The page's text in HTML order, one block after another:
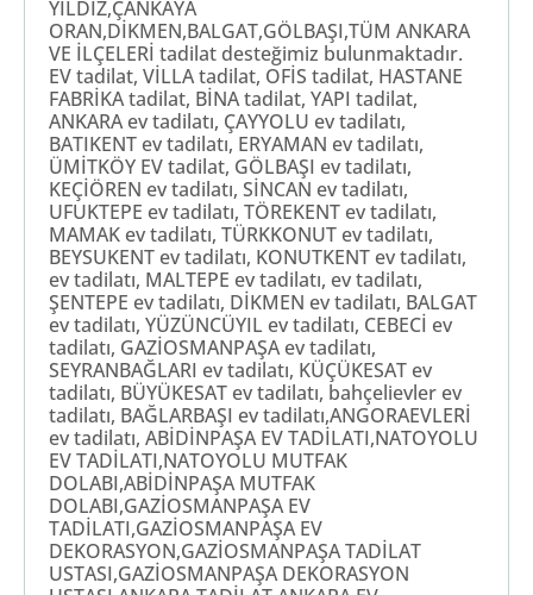
YILDIZ,ÇANKAYA
ORAN,DİKMEN,BALGAT,GÖLBAŞI,TÜM ANKARA
VE İLÇELERİ tadilat desteğimiz bulunmaktadır.
EV tadilat, VİLLA tadilat, OFİS tadilat, HASTANE
FABRİKA tadilat, BİNA tadilat, YAPI tadilat,
ANKARA ev tadilatı, ÇAYYOLU ev tadilatı,
BATIKENT ev tadilatı, ERYAMAN ev tadilatı,
ÜMİTKÖY EV tadilat, GÖLBAŞI ev tadilatı,
KEÇİÖREN ev tadilatı, SİNCAN ev tadilatı,
UFUKTEPE ev tadilatı, TÖREKENT ev tadilatı,
MAMAK ev tadilatı, TÜRKKONUT ev tadilatı,
BEYSUKENT ev tadilatı, KONUTKENT ev tadilatı,
ev tadilatı, MALTEPE ev tadilatı, ev tadilatı,
ŞENTEPE ev tadilatı, DİKMEN ev tadilatı, BALGAT
ev tadilatı, YÜZÜNCÜYIL ev tadilatı, CEBECİ ev
tadilatı, GAZİOSMANPAŞA ev tadilatı,
SEYRANBAĞLARI ev tadilatı, KÜÇÜKESAT ev
tadilatı, BÜYÜKESAT ev tadilatı, bahçelievler ev
tadilatı, BAĞLARBAŞI ev tadilatı,ANGORAEVLERİ
ev tadilatı, ABİDİNPAŞA EV TADİLATI,NATOYOLU
EV TADİLATI,NATOYOLU MUTFAK
DOLABI,ABİDİNPAŞA MUTFAK
DOLABI,GAZİOSMANPAŞA EV
TADİLATI,GAZİOSMANPAŞA EV
DEKORASYON,GAZİOSMANPAŞA TADİLAT
USTASI,GAZİOSMANPAŞA DEKORASYON